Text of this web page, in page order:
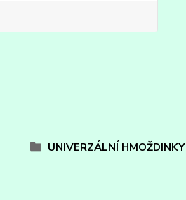
UNIVERZÁLNÍ HMOŽDINKY